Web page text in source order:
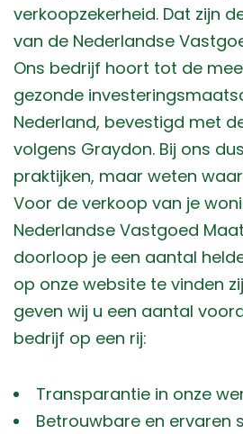
verkoopzekerheid. Dat zijn
van de Nederlandse
Ons bedrijf hoort tot de
gezonde
Nederland, bevestigd met
volgens Graydon. Bij ons
praktijken, maar weten
Voor de verkoop van je
Nederlandse Vastgoed
doorloop je een aantal
op onze website te vinden
geven wij u een aantal
bedrijf op een rij:
Transparantie in onze
Betrouwbare en ervaren